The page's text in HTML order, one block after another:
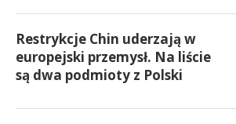
Restrykcje Chin uderzają w
europejski przemysł. Na liście
są dwa podmioty z Polski